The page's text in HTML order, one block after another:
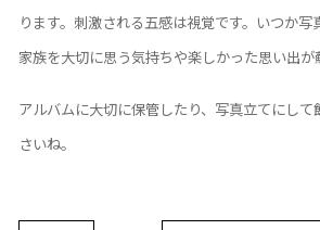
ります。刺激される五感は視覚です。いつか
家族を大切に思う気持ちや楽しかった思い出が
アルバムに大切に保管したり、写真立てにし
さいね。